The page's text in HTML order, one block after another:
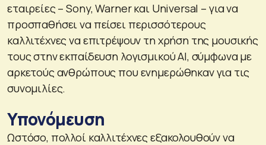
εταιρείες – Sony, Warner και Universal – για να
προσπαθήσει να πείσει περισσότερους
καλλιτέχνες να επιτρέψουν τη χρήση της μουσικής
τους στην εκπαίδευση λογισμικού AI, σύμφωνα με
αρκετούς ανθρώπους που ενημερώθηκαν για τις
συνομιλίες.
Yπονόμευση
Ωστόσο, πολλοί καλλιτέχνες εξακολουθούν να